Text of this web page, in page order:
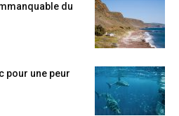
du
pour une peur